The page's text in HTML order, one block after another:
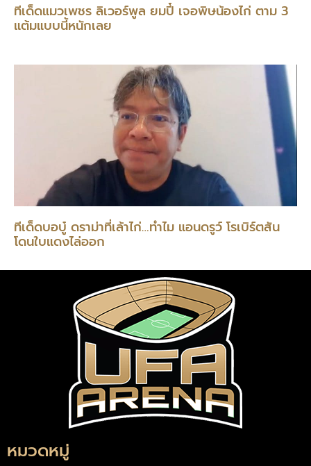
ทีเด็ดแมวเพชร ลิเวอร์พูล ยมปี๋ เจอพิษน้องไก่ ตาม 3
แต้มแบบนี้หนักเลย
ทีเด็ดบอบู๋ ดราม่าที่เล้าไก่…ทำไม แอนดรูว์ โรเบิร์ตสัน
โดนใบแดงไล่ออก
หมวดหมู่